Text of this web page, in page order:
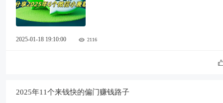
2025-01-18 19:10:00 2116
2025年11个来钱快的偏门赚钱路子